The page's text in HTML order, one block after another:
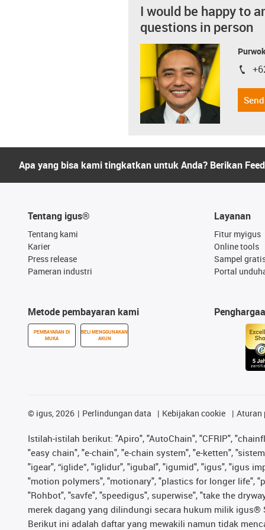
I would be happy to
questions in person
igus-
Apa yang bisa kami tingkatkan untuk Anda? Berikan
Tentang igus®
Tentang kami
Karier
Press release
Pameran industri
Metode pembayaran kami
PEMBAYARAN DI
MUKA
BELI MENGGUNAKAN
AKUN
Layanan
Fitur myigus
Online tools
Sampel
Portal
© igus, 2026 Perlindungan data Kebijakan cookie Aturan
Istilah-istilah berikut: "Apiro", "AutoChain", "CFRIP",
"easy chain", "e-chain", "e-chain system", "e-ketten",
"igear", “iglide”, "iglidur", "igubal", "igumid", "igus", "igus
"motion polymers", "motionary", "plastics for longer life",
"Rohbot", "savfe", "speedigus", superwise", "take the
merek dagang yang dilindungi secara hukum milik igus®
Berikut ini adalah daftar yang mewakili namun tidak